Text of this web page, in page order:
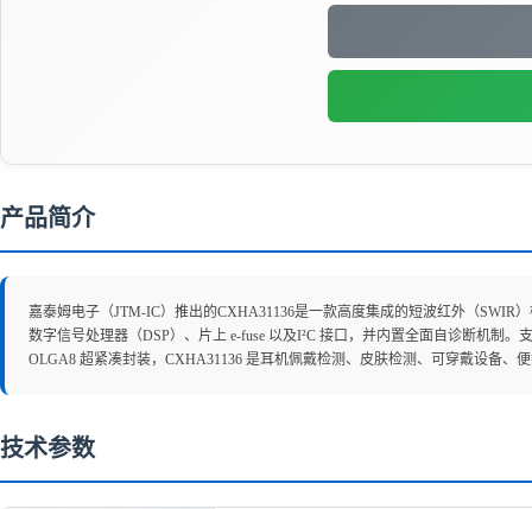
产品简介
嘉泰姆电子（JTM-IC）推出的CXHA31136是一款高度集成的短波红外（SWIR
数字信号处理器（DSP）、片上 e-fuse 以及I²C 接口，并内置全面自诊断机制
OLGA8 超紧凑封装，CXHA31136 是耳机佩戴检测、皮肤检测、可穿戴设备、
技术参数